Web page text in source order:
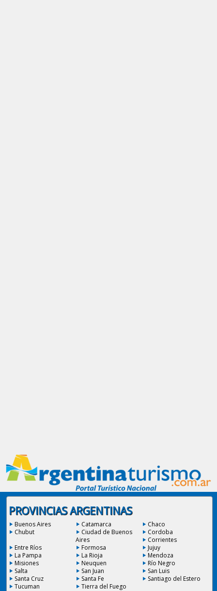
PROVINCIAS ARGENTINAS
Buenos Aires Catamarca
Chaco
Chubut
Ciudad de Buenos
Aires
Cordoba
Corrientes
Entre Ríos
Formosa
Jujuy
La Pampa
La Rioja
Mendoza
Misiones
Neuquen
Río Negro
Salta
San Juan
San Luis
Santa Cruz
Santa Fe
Santiago del Estero
Tucuman
Tierra del Fuego